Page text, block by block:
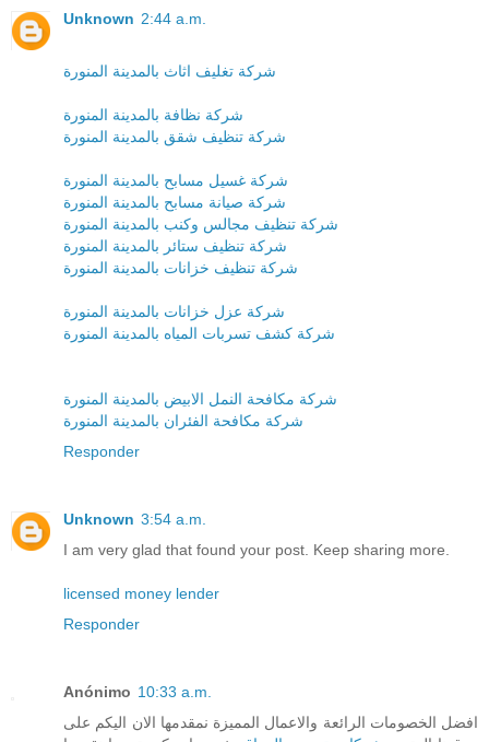
Unknown 2:44 a.m.
شركة تغليف اثاث بالمدينة المنورة
شركة نظافة بالمدينة المنورة
شركة تنظيف شقق بالمدينة المنورة
شركة غسيل مسابح بالمدينة المنورة
شركة صيانة مسابح بالمدينة المنورة
شركة تنظيف مجالس وكنب بالمدينة المنورة
شركة تنظيف ستائر بالمدينة المنورة
شركة تنظيف خزانات بالمدينة المنورة
شركة عزل خزانات بالمدينة المنورة
شركة كشف تسربات المياه بالمدينة المنورة
شركة مكافحة النمل الابيض بالمدينة المنورة
شركة مكافحة الفئران بالمدينة المنورة
Responder
Unknown 3:54 a.m.
I am very glad that found your post. Keep sharing more.
licensed money lender
Responder
Anónimo 10:33 a.m.
افضل الخصومات الرائعة والاعمال المميزة نمقدمها الان اليكم على